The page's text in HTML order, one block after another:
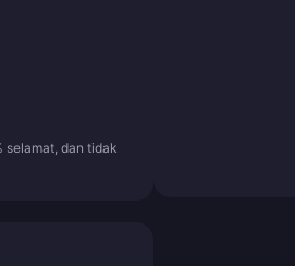
selamat, dan tidak